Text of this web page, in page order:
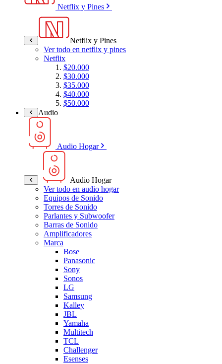
Netflix y Pines
Netflix y Pines
Ver todo en netflix y pines
Netflix
$20.000
$30.000
$35.000
$40.000
$50.000
Audio
Audio Hogar
Audio Hogar
Ver todo en audio hogar
Equipos de Sonido
Torres de Sonido
Parlantes y Subwoofer
Barras de Sonido
Amplificadores
Marca
Bose
Panasonic
Sony
Sonos
LG
Samsung
Kalley
JBL
Yamaha
Multitech
TCL
Challenger
Esenses